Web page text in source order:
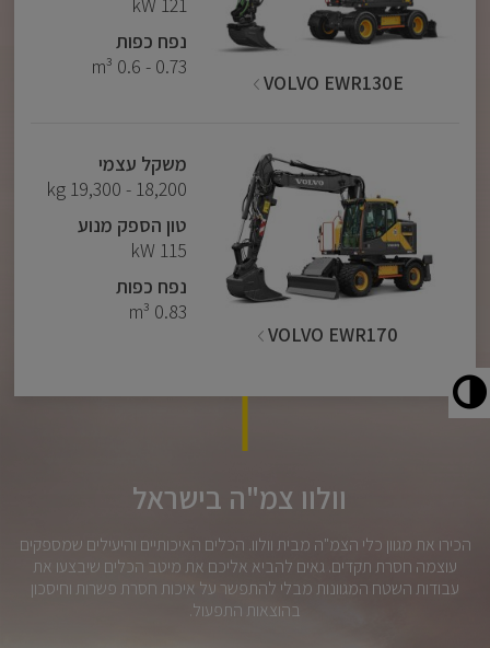
VOLVO EWR130E
121 kW
נפח כפות
0.73 - 0.6 m³
VOLVO EWR170
משקל עצמי
18,200 - 19,300 kg
טון הספק מנוע
115 kW
נפח כפות
0.83 m³
וולוו צמ"ה בישראל
הכירו את מגוון כלי הצמ"ה מבית וולוו. הכלים האיכותיים והיעילים שמספקים
עוצמה חסרת תקדים. גאים להביא אליכם את מיטב הכלים שיבצעו את
עבודות השטח המגוונות מבלי להתפשר על איכות חסרת פשרות וחיסכון
בהוצאות התפעול.